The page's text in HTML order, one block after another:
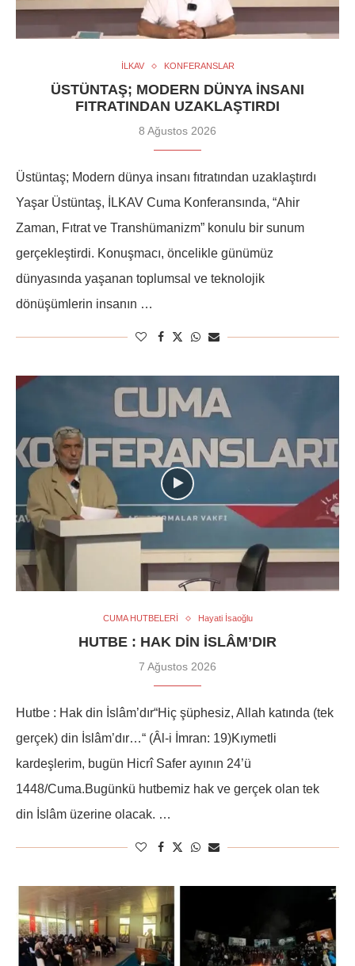
İLKAV KONFERANSLAR
ÜSTÜNTAŞ; MODERN DÜNYA INSANI
FITRATINDAN UZAKLAŞTIRDI
8 Ağustos 2026
Üstüntaş; Modern dünya insanı fıtratından uzaklaştırdı
Yaşar Üstüntaş, İLKAV Cuma Konferansında, “Ahir
Zaman, Fıtrat ve Transhümanizm” konulu bir sunum
gerçekleştirdi. Konuşmacı, öncelikle günümüz
dünyasında yaşanan toplumsal ve teknolojik
dönüşümlerin insanın …
CUMA HUTBELERİ Hayati İsaoğlu
HUTBE : HAK DIN İSLÂM’DIR
7 Ağustos 2026
Hutbe : Hak din İslâm’dır“Hiç şüphesiz, Allah katında (tek
gerçek) din İslâm’dır…“ (Âl-i İmran: 19)Kıymetli
kardeşlerim, bugün Hicrî Safer ayının 24’ü
1448/Cuma.Bugünkü hutbemiz hak ve gerçek olan tek
din İslâm üzerine olacak. …